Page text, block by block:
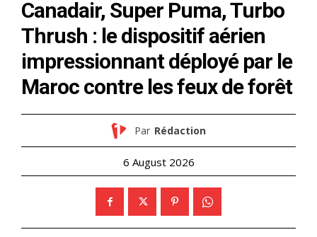
Ahmadinejad tué dans les
1 March 2026
In "Moyen-Orient"
prévues contre l’Iran ce soir
et annonce un accord «
approuvé » par plusieurs
pays
11 June 2026
In "Monde"
Donald Trump menace de
frapper l’Iran « très fort » ce
soir et évoque un contrôle
futur de l’île de Kharg
11 June 2026